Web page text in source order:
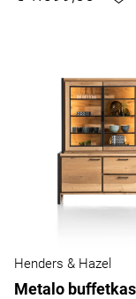
Henders & Hazel
Metalo